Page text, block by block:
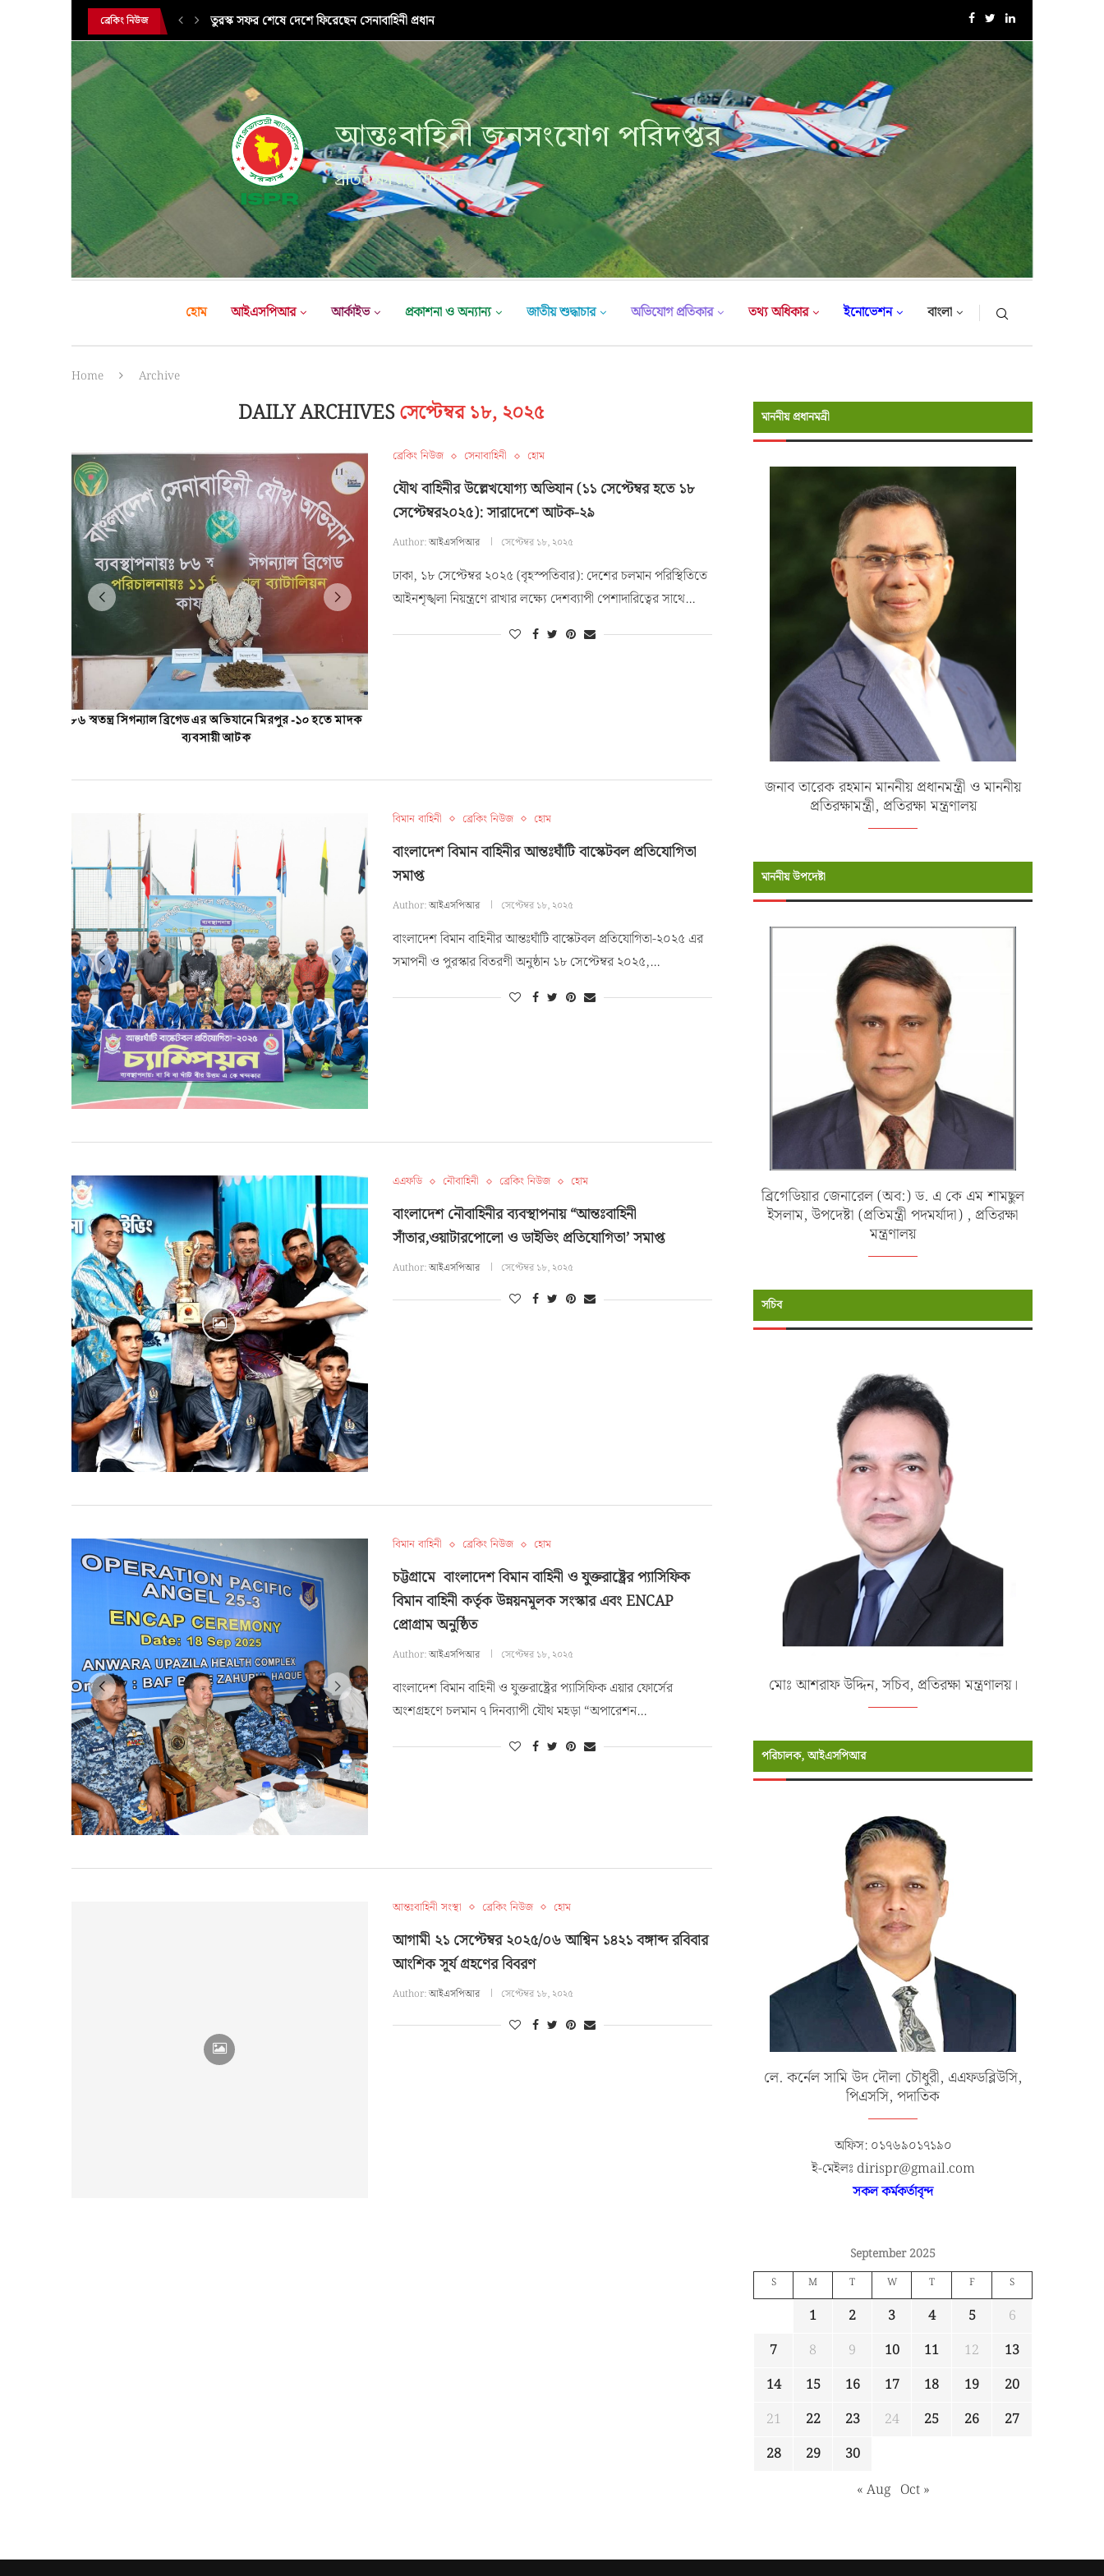
ব্রেকিং নিউজ
সরকারি সফরে তুরস্ক গমন করলেন সেনাবাহিনী প্রধান
এক্সারসাইজ টাইগার লাইটনিং-২০২৬ এর উদ্বোধনী অনুষ্ঠান
আন্তঃবাহিনী জনসংযোগ পরিদপ্তর
প্রতিরক্ষা মন্ত্রণালয়
হোম আইএসপিআর আর্কাইভ প্রকাশনা ও অন্যান্য জাতীয় শুদ্ধাচার অভিযোগ প্রতিকার তথ্য অধিকার ইনোভেশন বাংলা
Home Archive
DAILY ARCHIVESসেপ্টেম্বর ১৮, ২০২৫
ব্রেকিং নিউজ সেনাবাহিনী হোম
যৌথ বাহিনীর উল্লেখযোগ্য অভিযান (১১ সেপ্টেম্বর হতে ১৮
সেপ্টেম্বর২০২৫): সারাদেশে আটক-২৯
Author:আইএসপিআর সেপ্টেম্বর ১৮, ২০২৫
ঢাকা, ১৮ সেপ্টেম্বর ২০২৫ (বৃহস্পতিবার): দেশের চলমান পরিস্থিতিতে
আইনশৃঙ্খলা নিয়ন্ত্রণে রাখার লক্ষ্যে দেশব্যাপী পেশাদারিত্বের সাথে…
বিমান বাহিনী ব্রেকিং নিউজ হোম
বাংলাদেশ বিমান বাহিনীর আন্তঃঘাঁটি বাস্কেটবল প্রতিযোগিতা
সমাপ্ত
Author:আইএসপিআর সেপ্টেম্বর ১৮, ২০২৫
বাংলাদেশ বিমান বাহিনীর আন্তঃঘাঁটি বাস্কেটবল প্রতিযোগিতা-২০২৫ এর
সমাপনী ও পুরস্কার বিতরণী অনুষ্ঠান ১৮ সেপ্টেম্বর ২০২৫,…
এএফডি নৌবাহিনী ব্রেকিং নিউজ হোম
বাংলাদেশ নৌবাহিনীর ব্যবস্থাপনায় “আন্তঃবাহিনী
সাঁতার,ওয়াটারপোলো ও ডাইভিং প্রতিযোগিতা’ সমাপ্ত
Author:আইএসপিআর সেপ্টেম্বর ১৮, ২০২৫
বিমান বাহিনী ব্রেকিং নিউজ হোম
চট্টগ্রামে বাংলাদেশ বিমান বাহিনী ও যুক্তরাষ্ট্রের প্যাসিফিক
বিমান বাহিনী কর্তৃক উন্নয়নমূলক সংস্কার এবং ENCAP
প্রোগ্রাম অনুষ্ঠিত
Author:আইএসপিআর সেপ্টেম্বর ১৮, ২০২৫
বাংলাদেশ বিমান বাহিনী ও যুক্তরাষ্ট্রের প্যাসিফিক এয়ার ফোর্সের
অংশগ্রহণে চলমান ৭ দিনব্যাপী যৌথ মহড়া “অপারেশন…
আন্তঃবাহিনী সংস্থা ব্রেকিং নিউজ হোম
আগামী ২১ সেপ্টেম্বর ২০২৫/০৬ আশ্বিন ১৪২১ বঙ্গাব্দ রবিবার
আংশিক সূর্য গ্রহণের বিবরণ
Author:আইএসপিআর সেপ্টেম্বর ১৮, ২০২৫
মাননীয় প্রধানমন্রী
জনাব তারেক রহমান মাননীয় প্রধানমন্ত্রী ও মাননীয়
প্রতিরক্ষামন্ত্রী, প্রতিরক্ষা মন্ত্রণালয়
মাননীয় উপদেষ্টা
ব্রিগেডিয়ার জেনারেল (অব:) ড. এ কে এম শামছুল
ইসলাম, উপদেষ্টা (প্রতিমন্ত্রী পদমর্যাদা) , প্রতিরক্ষা
মন্ত্রণালয়
সচিব
মোঃ আশরাফ উদ্দিন, সচিব, প্রতিরক্ষা মন্ত্রণালয়।
পরিচালক, আইএসপিআর
লে. কর্নেল সামি উদ দৌলা চৌধুরী, এএফডব্লিউসি,
পিএসসি, পদাতিক
অফিস: ০১৭৬৯০১৭১৯০
ই-মেইলঃ dirispr@gmail.com
সকল কর্মকর্তাবৃন্দ
September 2025
S M T W T F S
1 2 3 4 5
6
7
8 9 10 11 12
13
14
15 16 17 18 19
20
21
22 23 24 25 26
27
28
29
30
« Aug Oct »